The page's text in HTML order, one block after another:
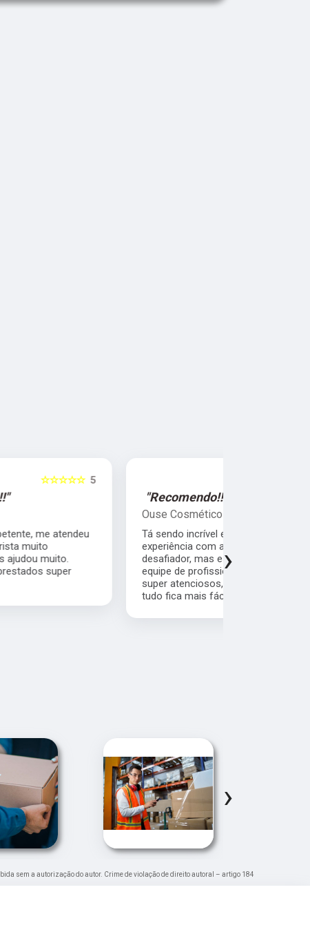
"Recomendo!!!"
sendo incrível e maravilhoso a minha
com a jávai. Tem sido muito
mas estou contando com uma
de profissionais super competentes,
super atenciosos, super profissionais...então
›
›
sem a autorização do autor. Crime de violação de direito autoral – artigo 184